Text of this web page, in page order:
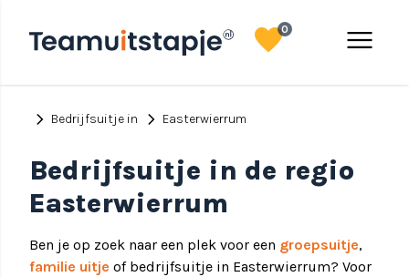
menu
favorite0
chevron_right Bedrijfsuitje in chevron_right Easterwierrum
Bedrijfsuitje in de regio
Easterwierrum
Ben je op zoek naar een plek voor een groepsuitje,
familie uitje of bedrijfsuitje in Easterwierrum? Voor